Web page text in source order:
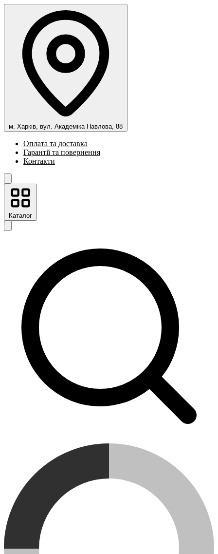
м. Харків, вул. Академіка Павлова, 88
Оплата та доставка
Гарантії та повернення
Контакти
Каталог